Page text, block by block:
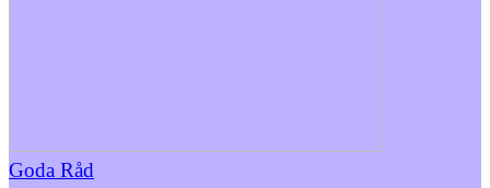
Goda Råd